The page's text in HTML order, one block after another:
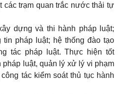
các trạm quan trắc nước thải tự
dựng và thi hành pháp luật;
tin pháp luật; hệ thống đào tạo
tác pháp luật. Thực hiện tốt
pháp luật, quản lý xử lý vi phạm
tác kiểm soát thủ tục hành